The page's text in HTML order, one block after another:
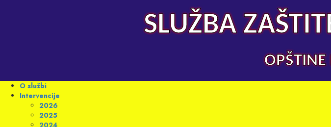
SLUŽBA
OPŠTINE
Primary
Menu
O službi
Intervencije
2026
2025
2024